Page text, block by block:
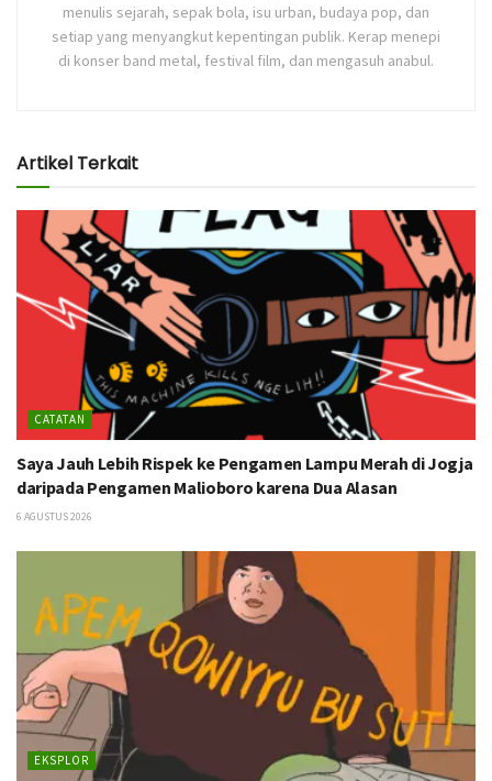
menulis sejarah, sepak bola, isu urban, budaya pop, dan
setiap yang menyangkut kepentingan publik. Kerap menepi
di konser band metal, festival film, dan mengasuh anabul.
Artikel Terkait
CATATAN
Saya Jauh Lebih Rispek ke Pengamen Lampu Merah di Jogja
daripada Pengamen Malioboro karena Dua Alasan
6 AGUSTUS 2026
EKSPLOR